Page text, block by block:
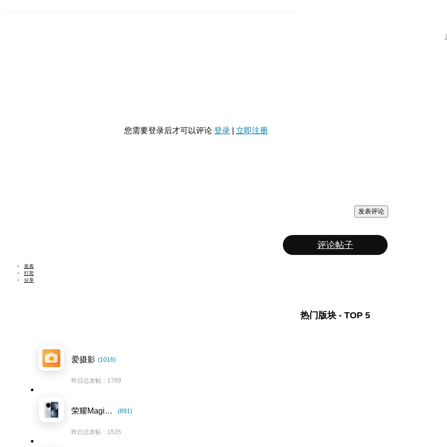
1
您需要登录后才可以评论 登录 立即注册
发表评论
评论帖子
发表
打赏
分享
热门版块 - TOP 5
爱摄影 (1016)
昨日总发帖：1789
荣耀Magic7系列 (891)
昨日总发帖：1535